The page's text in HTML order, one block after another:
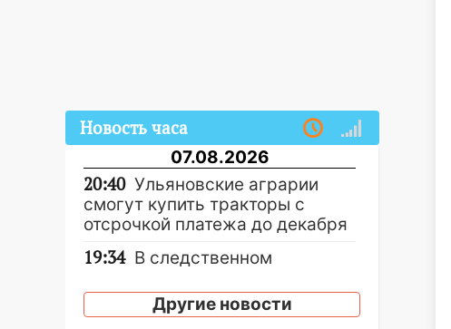
Новость часа
07.08.2026
20:40 Ульяновские аграрии
смогут купить тракторы с
отсрочкой платежа до декабря
19:34 В следственном
торжественное мероприятие,
приуроченное к празднованию
Другие новости